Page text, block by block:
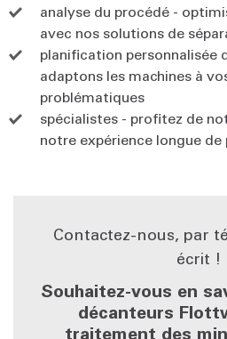
analyse du procédé -
avec nos solutions de
planification personnalisée
adaptons les machines à
problématiques
spécialistes - profitez de
notre expérience longue de
Contactez-nous, par
écrit !
Souhaitez-vous en
décanteurs
traitement des